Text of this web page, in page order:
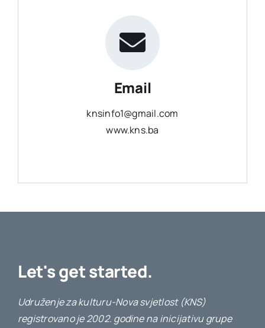
Email
knsinfo1@gmail.com
www.kns.ba
Let's get started.
Udruženje za kulturu-Nova svjetlost (KNS)
registrovano je 2002. godine na inicijativu grupe